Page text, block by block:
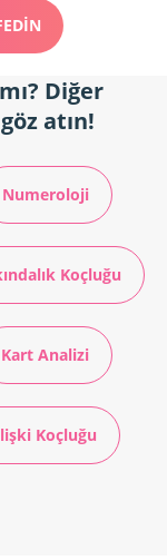
Diğer
atın!
Numeroloji
Koçluğu
Kart Analizi
Koçluğu